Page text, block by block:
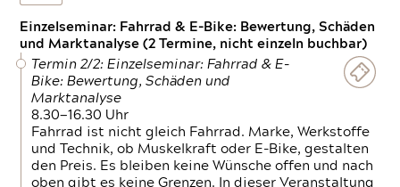
Einzelseminar: Fahrrad & E-Bike: Bewertung, Schäden
und Marktanalyse (2 Termine, nicht einzeln buchbar)
Termin 2/2: Einzelseminar: Fahrrad & E-
Bike: Bewertung, Schäden und
Marktanalyse
8.30—16.30 Uhr
Fahrrad ist nicht gleich Fahrrad. Marke, Werkstoffe
und Technik, ob Muskelkraft oder E-Bike, gestalten
den Preis. Es bleiben keine Wünsche offen und nach
oben gibt es keine Grenzen. In dieser Veranstaltung